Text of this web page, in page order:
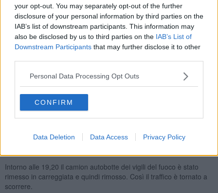
your opt-out. You may separately opt-out of the further
disclosure of your personal information by third parties on the
IAB’s list of downstream participants. This information may
also be disclosed by us to third parties on the IAB’s List of
Downstream Participants that may further disclose it to other
Personal Data Processing Opt Outs
CONFIRM
Data Deletion Data Access Privacy Policy
I vigili el fuoco coinvolti nel sinistro hanno riportato lievi escoriazioni
medicate sul posto e due di loro sono stati trasportati al pronto
soccorso in codice giallo per accertamenti.
Sul luogo dell'incidente è intervenuto anche un altro mezzo dei vigili
del fuoco e la polizia municipale per gestire la viabilità: il traffico è
uscita da Piombino.
La dinamica dell'incidente è in corso di ricostruzione.
Nel tardo pomeriggio di oggi si sono svolte le operazioni per
rimuovere il mezzo ribaltato.
Durante l'intervento, si sono formate lunghe code, in concomitanza
con la giornata festiva sia per il rientro dalle gite fuori porta sia per
Intorno alle 19,20 il camion autobotte dei vigili del fuoco è stato
rimesso in carreggiata e quindi rimosso. Così il traffico è tornato a
scorrere.